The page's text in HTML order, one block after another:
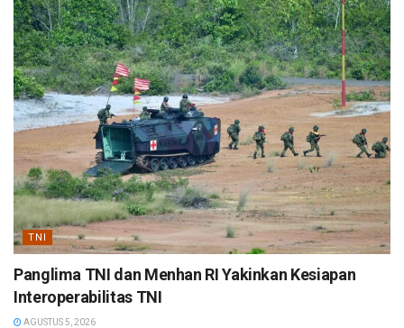
TNI
Panglima TNI dan Menhan RI Yakinkan Kesiapan
Interoperabilitas TNI
AGUSTUS 5, 2026